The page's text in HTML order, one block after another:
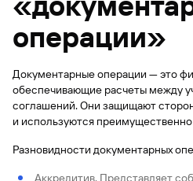
операции»
Документарные операции — это
обеспечивающие расчеты между
соглашений. Они защищают
и используются
Разновидности документарных
Аккредитив. Представляет